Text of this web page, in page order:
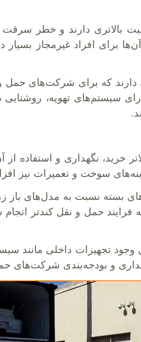
بالاتری دارند و خطر
برای افراد غیرمجاز
که برای شرکت‌های حمل و
سیستم‌های تهویه،
خرید، نگهداری و استفاده
سوخت و تعمیرات نیز
بسته نسبت به مدل‌های باز
حمل و نقل کندتر
تجهیزات داخلی مانند
و بودجه‌بندی شرکت‌های